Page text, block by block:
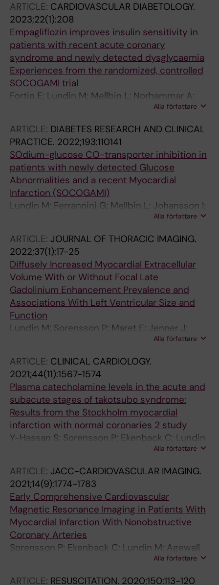
Erlinge D; Borgquist R; Khoshnood A; Ekelund
U; Nickander J; Themudo R; Nordin S; Kozor R;
Bhuva AN; Moon JC; Maret E; Caidahl K;
Sigfridsson A; Sorensson P; Schelbert EB;
Arheden H; Ugander M
ARTICLE: CARDIOVASCULAR DIABETOLOGY.
2023;22(1):208
Empagliflozin improves insulin sensitivity in
patients with recent acute coronary
syndrome and newly detected dysglycaemia
Experiences from the randomized, controlled
SOCOGAMI trial
Fortin E; Lundin M; Mellbin L; Norhammar A;
Naesman P; Smetana S; Soerensson P;Alla författare
ARTICLE: DIABETES RESEARCH AND CLINICAL
PRACTICE. 2022;193:110141
SOdium-glucose CO-transporter inhibition in
patients with newly detected Glucose
Abnormalities and a recent Myocardial
Infarction (SOCOGAMI)
Lundin M; Ferrannini G; Mellbin L; Johansson I;
Norhammar A; Nasman P; Shahim B; Smetana
Ryden L
Alla författare
ARTICLE: JOURNAL OF THORACIC IMAGING.
2022;37(1):17-25
Diffusely Increased Myocardial Extracellular
Volume With or Without Focal Late
Gadolinium Enhancement Prevalence and
Associations With Left Ventricular Size and
Function
Lundin M; Sorensson P; Maret E; Jenner J;
Abdula G; Nickander J; Themudo R; Caidahl K;
Alla författare
ARTICLE: CLINICAL CARDIOLOGY.
2021;44(11):1567-1574
Plasma catecholamine levels in the acute and
subacute stages of takotsubo syndrome:
Results from the Stockholm myocardial
infarction with normal coronaries 2 study
Y-Hassan S; Sorensson P; Ekenback C; Lundin
M; Agewall S; Brolin EB; Caidahl K; Cederlund K;
Lynga P; Maret E; Sarkar N; Spaak J; Winnberg
O; Ugander M; Tornvall P; Henareh L
Alla författare
ARTICLE: JACC-CARDIOVASCULAR IMAGING.
2021;14(9):1774-1783
Early Comprehensive Cardiovascular
Magnetic Resonance Imaging in Patients With
Myocardial Infarction With Nonobstructive
Coronary Arteries
Sorensson P; Ekenback C; Lundin M; Agewall
S; Brolin EB; Caidahl K; Cederlund K; Collste O;
Alla författare
ARTICLE: RESUSCITATION. 2020;150:113-120